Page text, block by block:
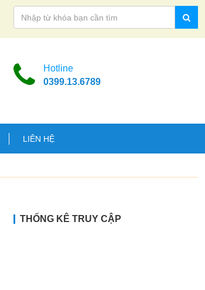
Hotline
0399.13.6789
LIÊN HỆ
THỐNG KÊ TRUY CẬP